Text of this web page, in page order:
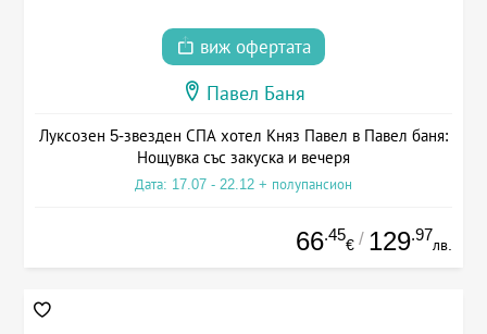
виж офертата
Павел Баня
Луксозен 5-звезден СПА хотел Княз Павел в Павел баня:
Нощувка със закуска и вечеря
Дата: 17.07 - 22.12 + полупансион
66.45
€ / 129.97
лв.